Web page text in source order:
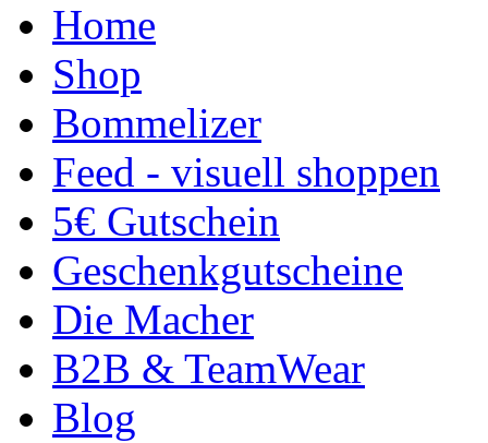
Home
Shop
Bommelizer
Feed - visuell shoppen
5€ Gutschein
Geschenkgutscheine
Die Macher
B2B & TeamWear
Blog